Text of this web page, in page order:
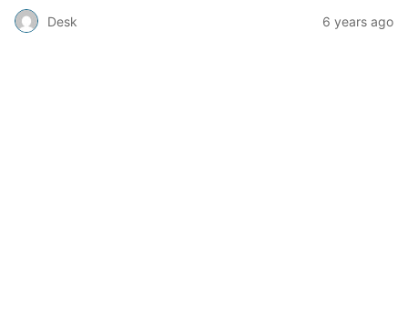
Desk 6 years ago